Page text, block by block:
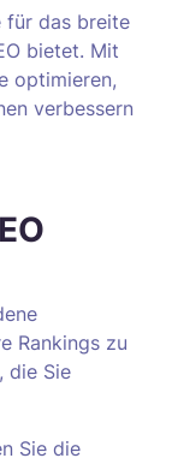
für das breite
bietet. Mit
optimieren,
verbessern
Rankings zu
die Sie
Sie die